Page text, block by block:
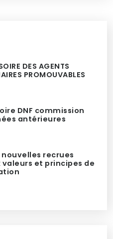
DES AGENTS
PROMOUVABLES
DNF commission
antérieures
nouvelles recrues
et principes de